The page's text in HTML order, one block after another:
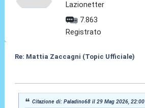
Lazionetter
7.863
Registrato
Re: Mattia Zaccagni (Topic Ufficiale)
Citazione di: Paladino68 il 29 Mag 2026, 22:00